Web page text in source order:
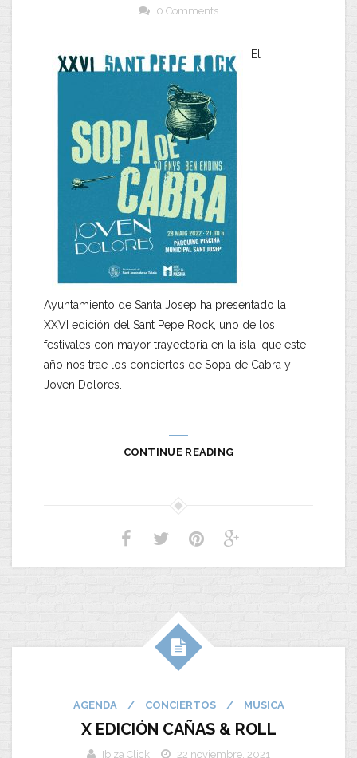
0 Comments
El
Ayuntamiento de Santa Josep ha presentado la
XXVI edición del Sant Pepe Rock, uno de los
festivales con mayor trayectoria en la isla, que este
año nos trae los conciertos de Sopa de Cabra y
Joven Dolores.
CONTINUE READING
AGENDA / CONCIERTOS / MUSICA
X EDICIÓN CAÑAS & ROLL
Ibiza Click
22 noviembre, 2021